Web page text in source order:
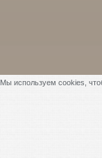
Мы используем cookies,